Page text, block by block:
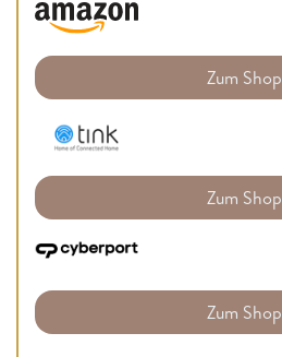
Zum Shop
Zum Shop
Zum Shop